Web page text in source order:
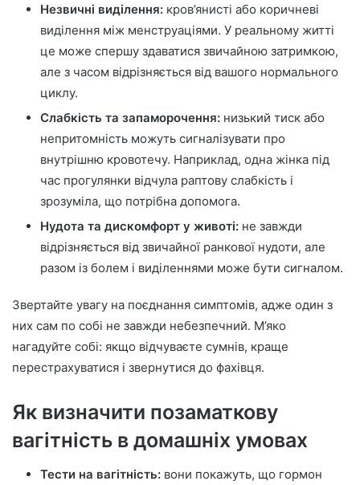
Незвичні виділення: кров’янисті або коричневі
виділення між менструаціями. У реальному житті
це може спершу здаватися звичайною затримкою,
але з часом відрізняється від вашого нормального
циклу.
Слабкість та запаморочення: низький тиск або
непритомність можуть сигналізувати про
внутрішню кровотечу. Наприклад, одна жінка під
час прогулянки відчула раптову слабкість і
зрозуміла, що потрібна допомога.
Нудота та дискомфорт у животі: не завжди
відрізняється від звичайної ранкової нудоти, але
разом із болем і виділеннями може бути сигналом.
Звертайте увагу на поєднання симптомів, адже один з
них сам по собі не завжди небезпечний. М’яко
нагадуйте собі: якщо відчуваєте сумнів, краще
перестрахуватися і звернутися до фахівця.
Як визначити позаматкову
вагітність в домашніх умовах
Тести на вагітність: вони покажуть, що гормон